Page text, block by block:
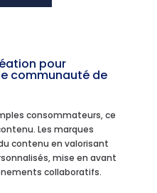
pour
communauté de
consommateurs, ce
Les marques
contenu en valorisant
mise en avant
collaboratifs.